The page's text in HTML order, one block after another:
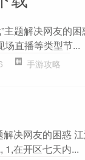
主题解决网友的
场直播等类型节...
手游攻略
解决网友的困惑
1,在开区七天内...